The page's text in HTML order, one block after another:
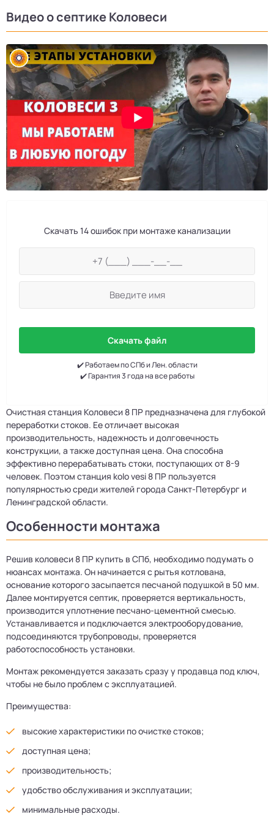
Видео о септике Коловеси
Скачать 14 ошибок при монтаже канализации
Скачать файл
✔️ Работаем по СПб и Лен. области
✔️ Гарантия 3 года на все работы
Очистная станция Коловеси 8 ПР предназначена для глубокой
переработки стоков. Ее отличает высокая
производительность, надежность и долговечность
конструкции, а также доступная цена. Она способна
эффективно перерабатывать стоки, поступающих от 8-9
человек. Поэтом станция kolo vesi 8 ПР пользуется
популярностью среди жителей города Санкт-Петербург и
Ленинградской области.
Особенности монтажа
Решив коловеси 8 ПР купить в СПб, необходимо подумать о
нюансах монтажа. Он начинается с рытья котлована,
основание которого засыпается песчаной подушкой в 50 мм.
Далее монтируется септик, проверяется вертикальность,
производится уплотнение песчано-цементной смесью.
Устанавливается и подключается электрооборудование,
подсоединяются трубопроводы, проверяется
работоспособность установки.
Монтаж рекомендуется заказать сразу у продавца под ключ,
чтобы не было проблем с эксплуатацией.
Преимущества:
высокие характеристики по очистке стоков;
доступная цена;
производительность;
удобство обслуживания и эксплуатации;
минимальные расходы.